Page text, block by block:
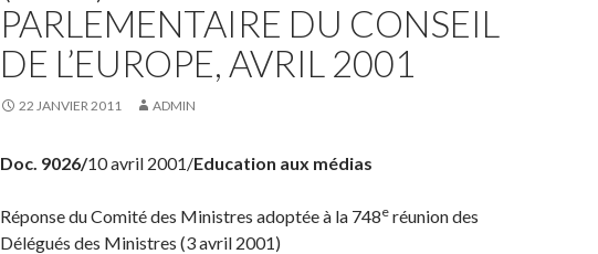
PARLEMENTAIRE DU CONSEIL
DE L’EUROPE, AVRIL 2001
22 JANVIER 2011 ADMIN
Doc. 9026/10 avril 2001/Education aux médias
Réponse du Comité des Ministres adoptée à la 748e réunion des
Délégués des Ministres (3 avril 2001)